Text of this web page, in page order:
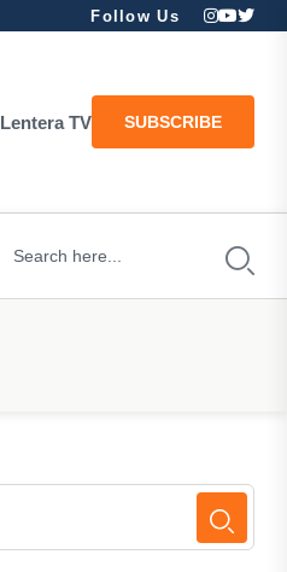
Follow Us
Lentera TV SUBSCRIBE